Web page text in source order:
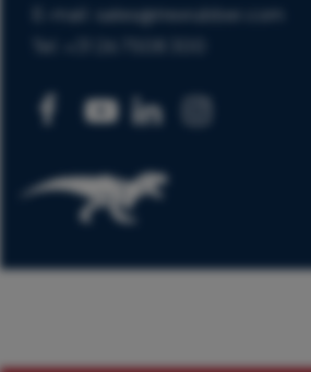
E-mail: sales@trexrubber.com